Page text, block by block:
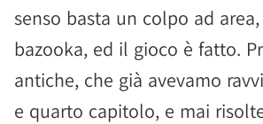
senso basta un colpo ad
bazooka, ed il gioco è fatto.
antiche, che già avevamo
e quarto capitolo, e mai